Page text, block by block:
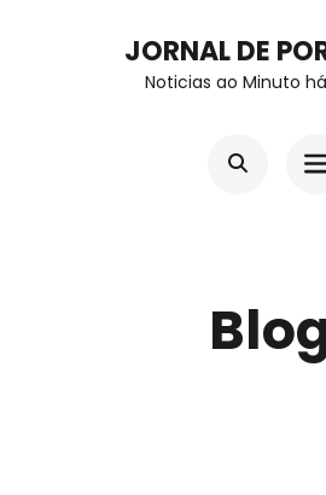
JORNAL DE
Noticias ao Minuto